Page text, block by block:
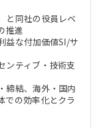
と同社の役員レベ
推進
益な付加価値SI/サ
ンティブ・技術支
締結、海外・国内
での効率化とクラ